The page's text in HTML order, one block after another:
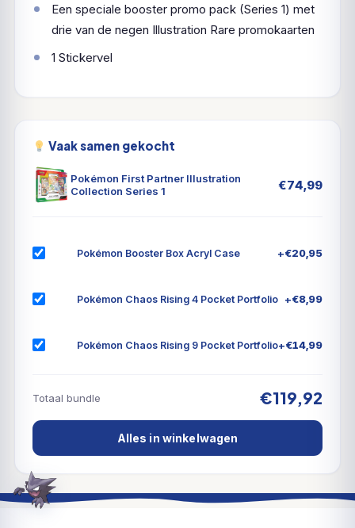
Een speciale booster promo pack (Series 1) met
drie van de negen Illustration Rare promokaarten
1 Stickervel
Vaak samen gekocht
Pokémon First Partner Illustration
Collection Series 1
€74,99
Pokémon Booster Box Acryl Case +€20,95
Pokémon Chaos Rising 4 Pocket Portfolio +€8,99
Pokémon Chaos Rising 9 Pocket Portfolio+€14,99
Totaal bundle €119,92
Alles in winkelwagen